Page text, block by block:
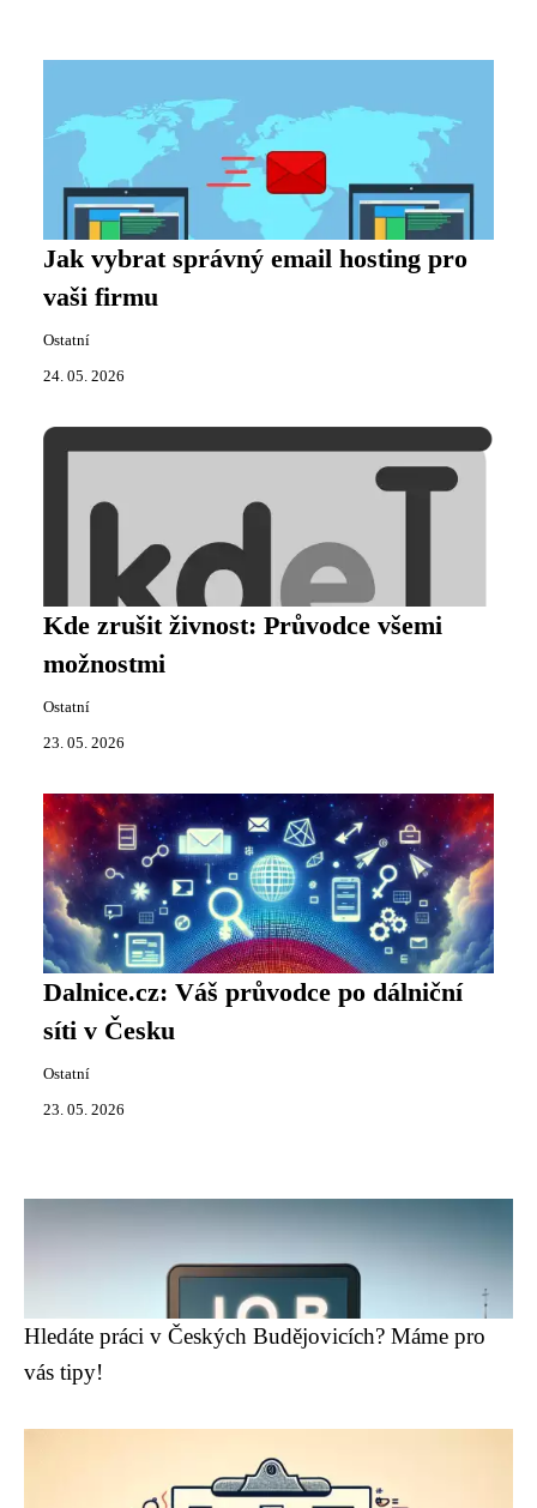
Jak vybrat správný email hosting pro
vaši firmu
Ostatní
24. 05. 2026
Kde zrušit živnost: Průvodce všemi
možnostmi
Ostatní
23. 05. 2026
Dalnice.cz: Váš průvodce po dálniční
síti v Česku
Ostatní
23. 05. 2026
Hledáte práci v Českých Budějovicích? Máme pro
vás tipy!